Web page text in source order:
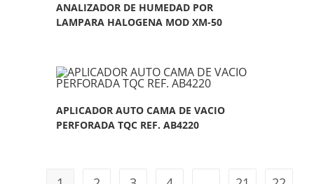
ANALIZADOR DE HUMEDAD POR
LAMPARA HALOGENA MOD XM-50
APLICADOR AUTO CAMA DE VACIO
PERFORADA TQC REF. AB4220